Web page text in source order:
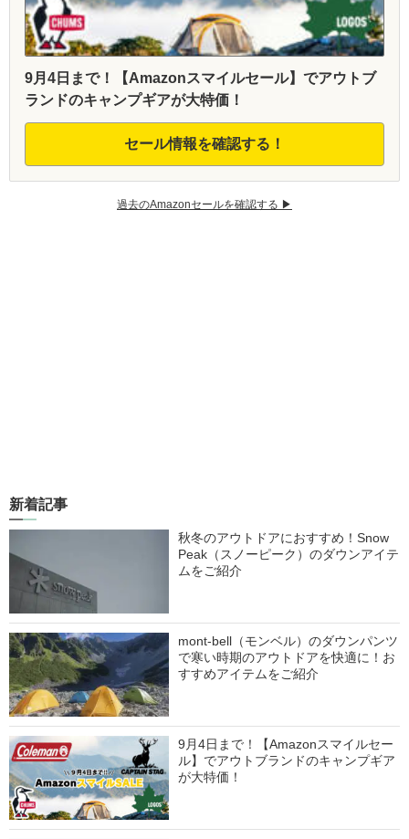
9月4日まで！【Amazonスマイルセール】でアウトブ
ランドのキャンプギアが大特価！
セール情報を確認する！
過去のAmazonセールを確認する ▶︎
新着記事
秋冬のアウトドアにおすすめ！Snow
Peak（スノーピーク）のダウンアイテ
ムをご紹介
mont-bell（モンベル）のダウンパンツ
で寒い時期のアウトドアを快適に！お
すすめアイテムをご紹介
9月4日まで！【Amazonスマイルセー
ル】でアウトブランドのキャンプギア
が大特価！